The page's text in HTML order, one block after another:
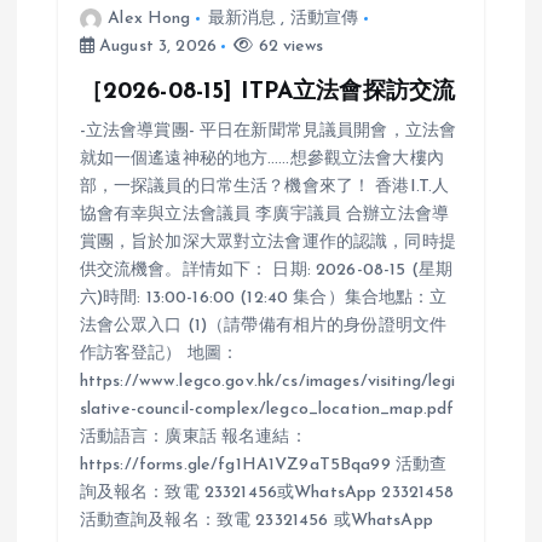
Alex Hong 最新消息 , 活動宣傳
August 3, 2026
62 views
［2026-08-15] ITPA立法會探訪交流
-立法會導賞團- 平日在新聞常見議員開會，立法會
就如一個遙遠神秘的地方……想參觀立法會大樓內
部，一探議員的日常生活？機會來了！ 香港I.T.人
協會有幸與立法會議員 李廣宇議員 合辦立法會導
賞團，旨於加深大眾對立法會運作的認識，同時提
供交流機會。詳情如下： 日期: 2026-08-15 (星期
六)時間: 13:00-16:00 (12:40 集合）集合地點：立
法會公眾入口 (1)（請帶備有相片的身份證明文件
作訪客登記） 地圖：
https://www.legco.gov.hk/cs/images/visiting/legi
slative-council-complex/legco_location_map.pdf
活動語言：廣東話 報名連結：
https://forms.gle/fg1HA1VZ9aT5Bqa99 活動查
詢及報名：致電 23321456或WhatsApp 23321458
活動查詢及報名：致電 23321456 或WhatsApp